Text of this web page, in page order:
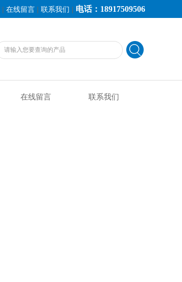
| 在线留言 | 联系我们 | 电话：18917509506
在线留言 联系我们